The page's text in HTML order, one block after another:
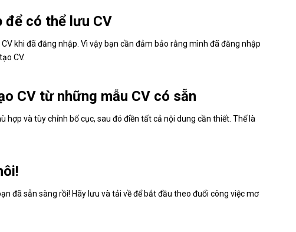
để có thể lưu CV
khi đã đăng nhập. Vì vậy bạn cần đảm bảo rằng mình đã đăng nhập
CV.
CV từ những mẫu CV có sẵn
hợp và tùy chỉnh bố cục, sau đó điền tất cả nội dung cần thiết. Thế là
đã sẵn sàng rồi! Hãy lưu và tải về để bắt đầu theo đuổi công việc mơ